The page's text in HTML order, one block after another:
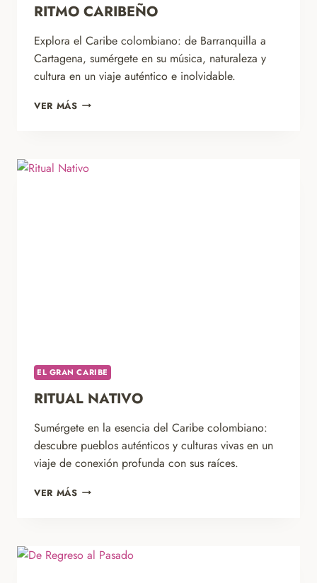
RITMO CARIBEÑO
Explora el Caribe colombiano: de Barranquilla a
Cartagena, sumérgete en su música, naturaleza y
cultura en un viaje auténtico e inolvidable.
VER MÁSRITMO
EL GRAN CARIBE
RITUAL NATIVO
Sumérgete en la esencia del Caribe colombiano:
descubre pueblos auténticos y culturas vivas en un
viaje de conexión profunda con sus raíces.
VER MÁSRITUAL